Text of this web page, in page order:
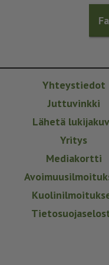
Yhteystiedot
Juttuvinkki
Lähetä
Yritys
Mediakortti